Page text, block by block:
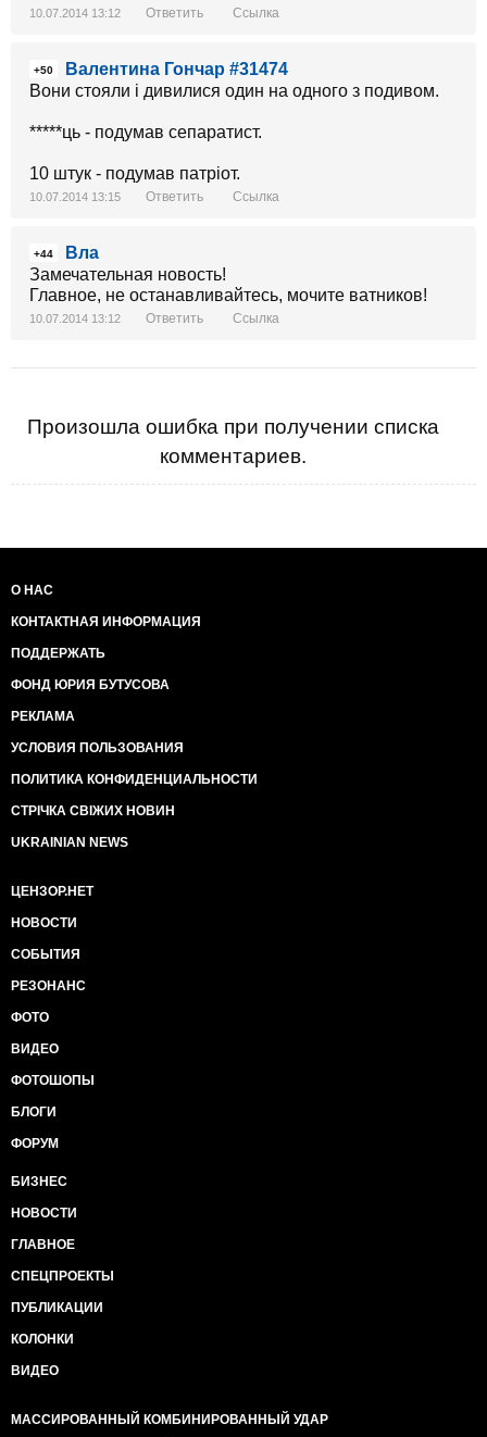
10.07.2014 13:12 Ответить Ссылка
+50
Валентина Гончар #31474
Вони стояли і дивилися один на одного з подивом.
*****ць - подумав сепаратист.
10 штук - подумав патріот.
10.07.2014 13:15 Ответить Ссылка
+44
Вла
Замечательная новость!
Главное, не останавливайтесь, мочите ватников!
10.07.2014 13:12 Ответить Ссылка
Произошла ошибка при получении списка
комментариев.
О НАС
КОНТАКТНАЯ ИНФОРМАЦИЯ
ПОДДЕРЖАТЬ
ФОНД ЮРИЯ БУТУСОВА
РЕКЛАМА
УСЛОВИЯ ПОЛЬЗОВАНИЯ
ПОЛИТИКА КОНФИДЕНЦИАЛЬНОСТИ
СТРІЧКА СВІЖИХ НОВИН
UKRAINIAN NEWS
ЦЕНЗОР.НЕТ
НОВОСТИ
СОБЫТИЯ
РЕЗОНАНС
ФОТО
ВИДЕО
ФОТОШОПЫ
БЛОГИ
ФОРУМ
БИЗНЕС
НОВОСТИ
ГЛАВНОЕ
СПЕЦПРОЕКТЫ
ПУБЛИКАЦИИ
КОЛОНКИ
ВИДЕО
МАССИРОВАННЫЙ КОМБИНИРОВАННЫЙ УДАР